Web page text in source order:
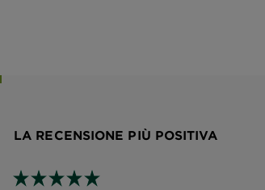
LA RECENSIONE PIÙ POSITIVA